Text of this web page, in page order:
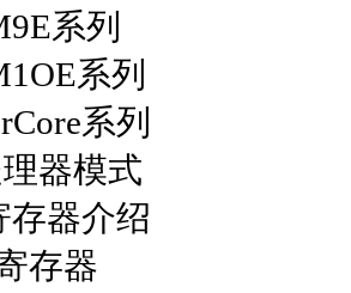
系列
系列
系列
器模式
存器介绍
存器